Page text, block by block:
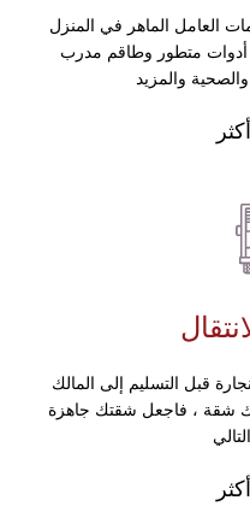
العامل الماهر في المنزل
أدوات متطور وطاقم مدرب
قبل التسليم إلى المالك
شقة ، فاجعل شقتك جاهزة